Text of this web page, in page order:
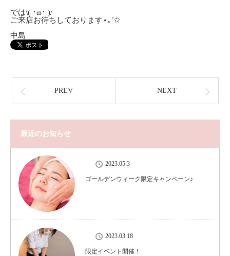
では\( ･ω･ )/
ご来店お待ちしております⋆｡˚✩
中島
PREV NEXT
最近のお知らせ
2023.05.3
ゴールデンウィーク限定キャンペーン♪
2023.03.18
限定イベント開催！